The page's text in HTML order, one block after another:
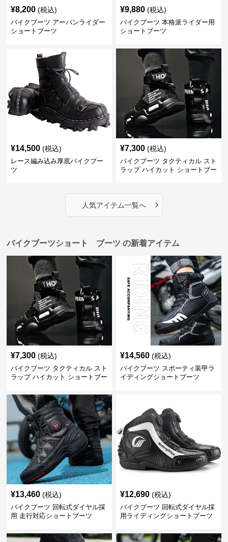
¥8,200 (税込)
バイクブーツ アーバンライダー
ショートブーツ
¥9,880 (税込)
バイクブーツ 本格派ライダー用
ショートブーツ
¥14,500 (税込)
レース編み込み厚底バイクブー
ツ
¥7,300 (税込)
バイクブーツ タクティカル スト
ラップ ハイカット ショートブー
人気アイテム一覧へ ›
バイクブーツショート ブーツ の新着アイテム
¥7,300 (税込)
バイクブーツ タクティカル スト
ラップ ハイカット ショートブー
¥14,560 (税込)
バイクブーツ スポーティ装甲ラ
イディングショートブーツ
¥13,460 (税込)
バイクブーツ 回転式ダイヤル採
用 走行対応ショートブーツ
¥12,690 (税込)
バイクブーツ 回転式ダイヤル採
用ライディングショートブーツ